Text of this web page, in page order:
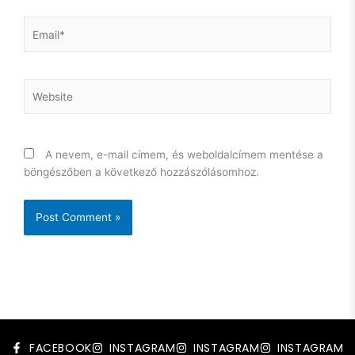
A nevem, e-mail címem, és weboldalcímem mentése a
böngészőben a következő hozzászólásomhoz.
FACEBOOK INSTAGRAM INSTAGRAM INSTAGRAM